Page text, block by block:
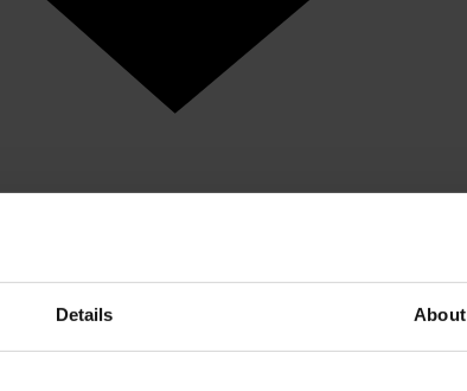
Details About